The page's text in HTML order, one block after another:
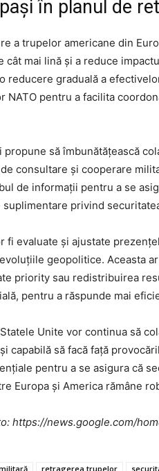
în planul de
a trupelor americane din
cât mai lină și a reduce
reducere graduală a
NATO pentru a facilita
propune să îmbunătățească
consultare și cooperare
de informații pentru a se
privind
fi evaluate și ajustate
geopolitice. Aceasta
priority sau redistribuirea
pentru a răspunde mai
Unite vor continua să
capabilă să facă față
pentru a se asigura că
Europa și America rămâne
https://news.google.com/
retragerea trupelor